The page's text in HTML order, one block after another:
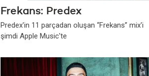
Frekans: Predex
Predex'in 11 parçadan oluşan “Frekans” mix'i
şimdi Apple Music'te